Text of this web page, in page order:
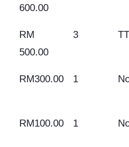
600.00
RM
500.00
3
RM300.00 1
RM100.00 1